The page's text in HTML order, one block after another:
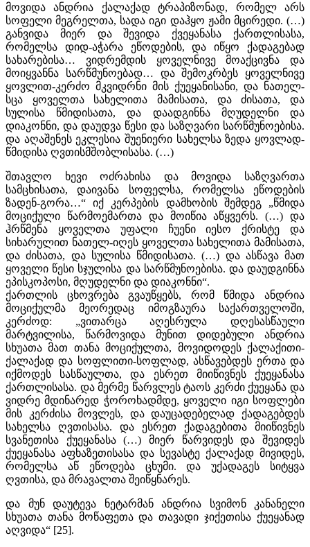
მოვიდა ანდრია ქალაქად ტრაპიზონად, რომელ არს
სოფელი მეგრელთა, სადა იგი დაჰყო ჟამი მცირედი. (…)
განვიდა მიერ და შევიდა ქვეყანასა ქართლისასა,
რომელსა დიდ-აჭარა ეწოდების, და იწყო ქადაგებად
სახარებისა… ვიდრემდის ყოველნივე მოაქცივნა და
მოიყვანნა სარწმუნოებად… და შემოკრბეს ყოველნივე
ყოვლით-კერძო მკვიდრნი მის ქუეყანისანი, და ნათელ-
სცა ყოველთა სახელითა მამისათა, და ძისათა, და
სულისა წმიდისათა, და დაადგინნა მღუდელნი და
დიაკონნი, და დაუდვა წესი და საზღვარი სარწმუნოებისა.
და აღაშენეს ეკლესია შუენიერი სახელსა ზედა ყოვლად-
წმიდისა ღვთისმშობლისასა. (…)
შთავლო ხევი ოძრახისა და მოვიდა საზღვართა
სამცხისათა, დაივანა სოფელსა, რომელსა ეწოდების
ზადენ-გორა…“ იქ კერპების დამხობის შემდეგ „წმიდა
მოციქული წარმოემართა და მოიწია აწყვერს. (…) და
ჰრწმენა ყოველთა უფალი ჩუენი იესო ქრისტე და
სიხარულით ნათელ-იღეს ყოველთა სახელითა მამისათა,
და ძისათა, და სულისა წმიდისათა. (…) და ასწავა მათ
ყოველი წესი სჯულისა და სარწმუნოებისა. და დაუდგინნა
ეპისკოპოსი, მღუდელნი და დიაკონნი“.
ქართლის ცხოვრება გვაუწყებს, რომ წმიდა ანდრია
მოციქულმა მეორედაც იმოგზაურა საქართველოში,
კერძოდ: „ვითარცა აღესრულა დღესასწაული
მარტვილისა, წარმოვიდა მუნით დიდებული ანდრია
სხუათა მათ თანა მოციქულთა, მოვიდოდეს ქალაქითი-
ქალაქად და სოფლითი-სოფლად, ასწავებდეს ერთა და
იქმოდეს სასწაულთა, და ესრეთ მიიწივნეს ქუეყანასა
ქართლისასა. და მერმე წარვლეს ტაოს კერძი ქუეყანა და
ვიდრე მდინარედ ჭოროხადმდე, ყოველი იგი სოფლები
მის კერძისა მოვლეს, და დაუცადებელად ქადაგებდეს
სახელსა ღვთისასა. და ესრეთ ქადაგებითა მიიწივნეს
სვანეთისა ქუეყანასა (…) მიერ წარვიდეს და შევიდეს
ქუეყანასა აფხაზეთისასა და სევასტე ქალაქად მივიდეს,
რომელსა აწ ეწოდება ცხუმი. და უქადაგეს სიტყვა
ღვთისა, და მრავალთა შეიწყნარეს.
და მუნ დაუტევა ნეტარმან ანდრია სვიმონ კანანელი
სხუათა თანა მოწაფეთა და თავადი ჯიქეთისა ქუეყანად
აღვიდა“ [25].